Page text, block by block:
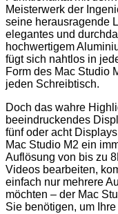
Meisterwerk der
seine herausragende
elegantes und
hochwertigem
fügt sich nahtlos in
Form des Mac Studio
jeden Schreibtisch.
Doch das wahre
beeindruckendes
fünf oder acht
Mac Studio M2 ein
Auflösung von bis zu
Videos bearbeiten,
einfach nur mehrere
möchten – der Mac
Sie benötigen, um